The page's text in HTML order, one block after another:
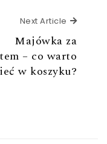
Next Article Next
Majówka za
– co warto
w koszyku?